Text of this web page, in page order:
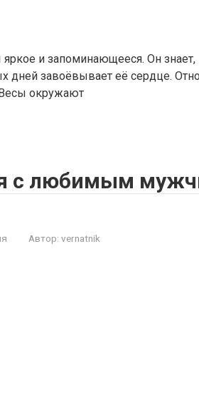
и запоминающееся. Он
дней завоёвывает её сердце.
окружают
с любимым
Автор: vernatnik